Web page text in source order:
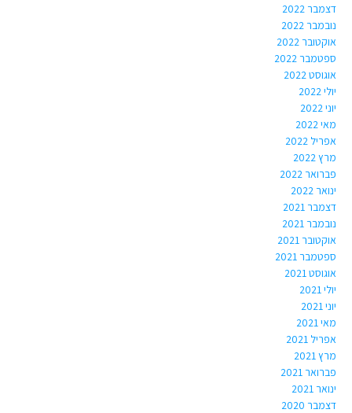
דצמבר 2022
נובמבר 2022
אוקטובר 2022
ספטמבר 2022
אוגוסט 2022
יולי 2022
יוני 2022
מאי 2022
אפריל 2022
מרץ 2022
פברואר 2022
ינואר 2022
דצמבר 2021
נובמבר 2021
אוקטובר 2021
ספטמבר 2021
אוגוסט 2021
יולי 2021
יוני 2021
מאי 2021
אפריל 2021
מרץ 2021
פברואר 2021
ינואר 2021
דצמבר 2020